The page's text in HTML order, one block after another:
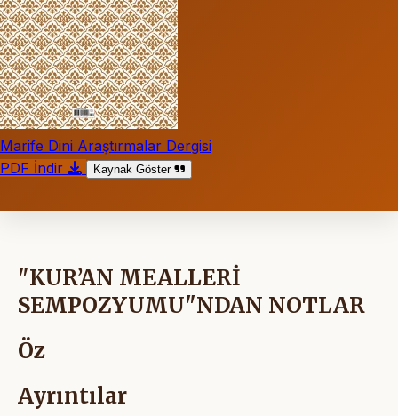
Marife Dini Araştırmalar Dergisi
PDF İndir
Kaynak Göster
"KUR’AN MEALLERİ
SEMPOZYUMU"NDAN NOTLAR
Öz
Ayrıntılar